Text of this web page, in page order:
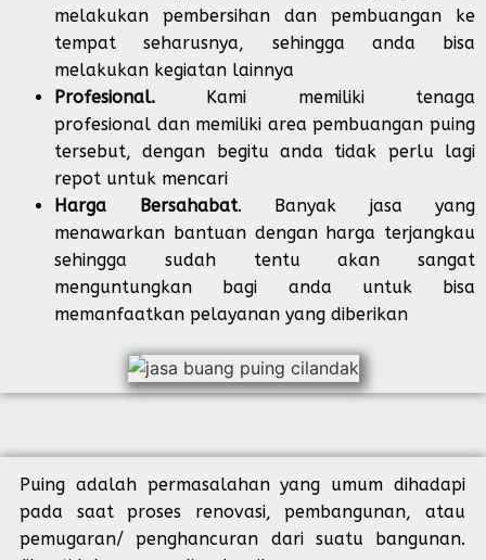
melakukan pembersihan dan pembuangan ke
tempat seharusnya, sehingga anda bisa
melakukan kegiatan lainnya
Profesional. Kami memiliki tenaga
profesional dan memiliki area pembuangan puing
tersebut, dengan begitu anda tidak perlu lagi
repot untuk mencari
Harga Bersahabat. Banyak jasa yang
menawarkan bantuan dengan harga terjangkau
sehingga sudah tentu akan sangat
menguntungkan bagi anda untuk bisa
memanfaatkan pelayanan yang diberikan
Puing adalah permasalahan yang umum dihadapi
pada saat proses renovasi, pembangunan, atau
pemugaran/ penghancuran dari suatu bangunan.